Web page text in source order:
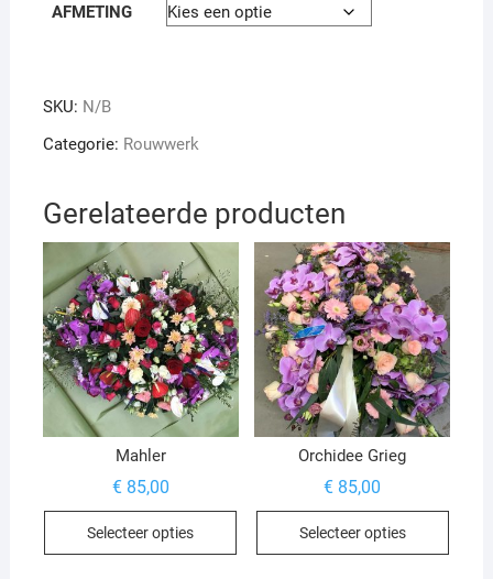
AFMETING
SKU: N/B
Categorie: Rouwwerk
Gerelateerde producten
Mahler
€85,00
Selecteer opties
Dit
Orchidee Grieg
€ 85,00
Selecteer opties
Dit